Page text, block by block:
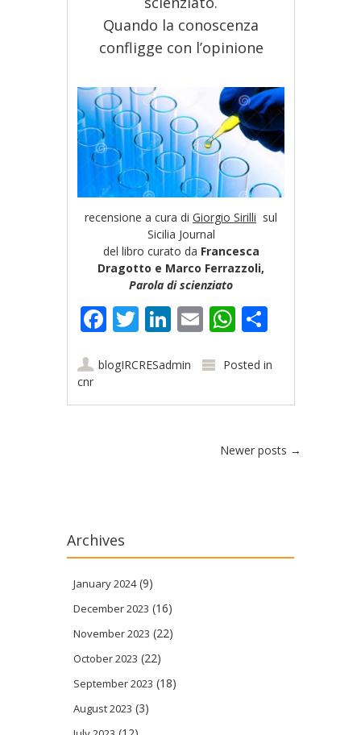
Quando la conoscenza
confligge con l’opinione
recensione a cura di Giorgio Sirilli sul
Sicilia Journal
del libro curato da Francesca
Dragotto e Marco Ferrazzoli,
Parola di scienziato
Facebook
Twitter
LinkedIn
EmailWhatsApp
blogIRCRESadmin
Posted in
cnr
Newer posts →
Archives
January 2024(9)
December 2023 (16)
November 2023 (22)
October 2023 (22)
September 2023 (18)
August 2023 (3)